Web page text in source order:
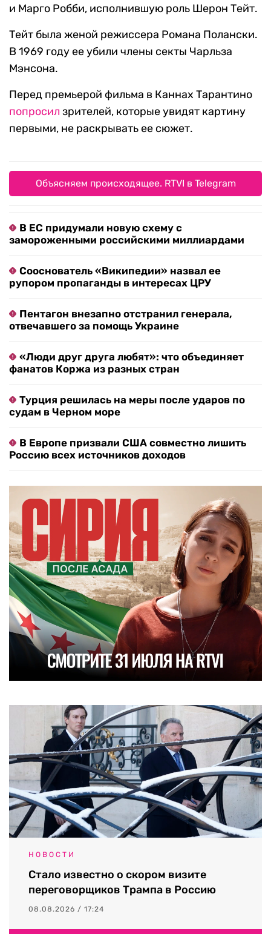
и Марго Робби, исполнившую роль Шерон Тейт.
Тейт была женой режиссера Романа Полански.
В 1969 году ее убили члены секты Чарльза
Мэнсона.
Перед премьерой фильма в Каннах Тарантино
попросил зрителей, которые увидят картину
первыми, не раскрывать ее сюжет.
Объясняем происходящее. RTVI в Telegram
В ЕС придумали новую схему с
замороженными российскими миллиардами
Сооснователь «Википедии» назвал ее
рупором пропаганды в интересах ЦРУ
Пентагон внезапно отстранил генерала,
отвечавшего за помощь Украине
«Люди друг друга любят»: что объединяет
фанатов Коржа из разных стран
Турция решилась на меры после ударов по
судам в Черном море
В Европе призвали США совместно лишить
Россию всех источников доходов
НОВОСТИ
Стало известно о скором визите
переговорщиков Трампа в Россию
08.08.2026 / 17:24